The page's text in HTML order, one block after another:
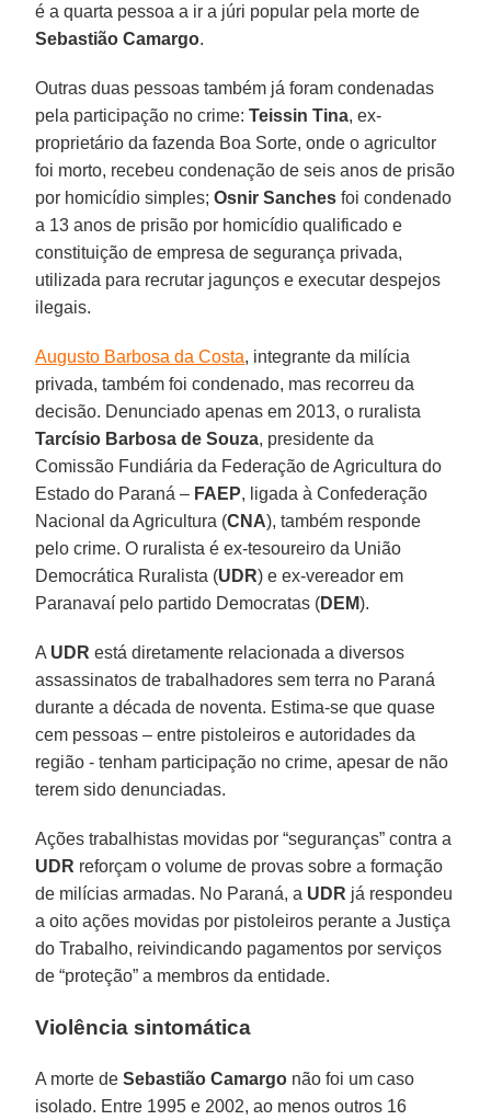
é a quarta pessoa a ir a júri popular pela morte de
Sebastião Camargo.
Outras duas pessoas também já foram condenadas
pela participação no crime:Teissin Tina, ex-
proprietário da fazenda Boa Sorte, onde o agricultor
foi morto, recebeu condenação de seis anos de prisão
por homicídio simples;Osnir Sanches foi condenado
a 13 anos de prisão por homicídio qualificado e
constituição de empresa de segurança privada,
utilizada para recrutar jagunços e executar despejos
ilegais.
Augusto Barbosa da Costa, integrante da milícia
privada, também foi condenado, mas recorreu da
decisão. Denunciado apenas em 2013, o ruralista
Tarcísio Barbosa de Souza, presidente da
Comissão Fundiária da Federação de Agricultura do
Estado do Paraná – FAEP, ligada à Confederação
Nacional da Agricultura (CNA), também responde
pelo crime. O ruralista é ex-tesoureiro da União
Democrática Ruralista (UDR) e ex-vereador em
Paranavaí pelo partido Democratas (DEM).
A UDR está diretamente relacionada a diversos
assassinatos de trabalhadores sem terra no Paraná
durante a década de noventa. Estima-se que quase
cem pessoas – entre pistoleiros e autoridades da
região - tenham participação no crime, apesar de não
terem sido denunciadas.
Ações trabalhistas movidas por “seguranças” contra a
UDR reforçam o volume de provas sobre a formação
de milícias armadas. No Paraná, a UDR já respondeu
a oito ações movidas por pistoleiros perante a Justiça
do Trabalho, reivindicando pagamentos por serviços
de “proteção” a membros da entidade.
Violência sintomática
A morte deSebastião Camargo não foi um caso
isolado. Entre 1995 e 2002, ao menos outros 16